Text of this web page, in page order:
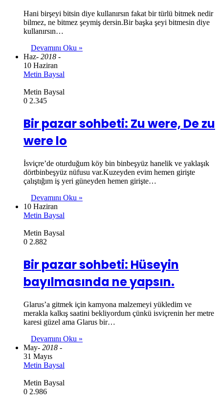
Hani birşeyi bitsin diye kullanırsın fakat bir türlü bitmek nedir
bilmez, ne bitmez şeymiş dersin.Bir başka şeyi bitmesin diye
kullanırsın…
Devamını Oku »
Haz- 2018 -
10 Haziran
Metin Baysal
Metin Baysal
0 2.345
Bir pazar sohbeti: Zu were, De zu
were lo
İsviçre’de oturduğum köy bin binbeşyüz hanelik ve yaklaşık
dörtbinbeşyüz nüfusu var.Kuzeyden evim hemen girişte
çalıştığım iş yeri güneyden hemen girişte…
Devamını Oku »
10 Haziran
Metin Baysal
Metin Baysal
0 2.882
Bir pazar sohbeti: Hüseyin
bayılmasında ne yapsın.
Glarus’a gitmek için kamyona malzemeyi yükledim ve
merakla kalkış saatini bekliyordum çünkü isviçrenin her metre
karesi güzel ama Glarus bir…
Devamını Oku »
May- 2018 -
31 Mayıs
Metin Baysal
Metin Baysal
0 2.986